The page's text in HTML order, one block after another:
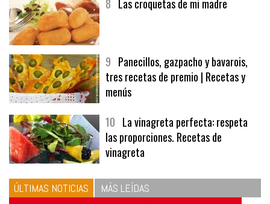
9Panecillos, gazpacho y bavarois,
tres recetas de premio | Recetas y
menús
10La vinagreta perfecta: respeta
las proporciones. Recetas de
vinagreta